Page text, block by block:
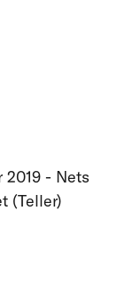
2019 - Nets
(Teller)